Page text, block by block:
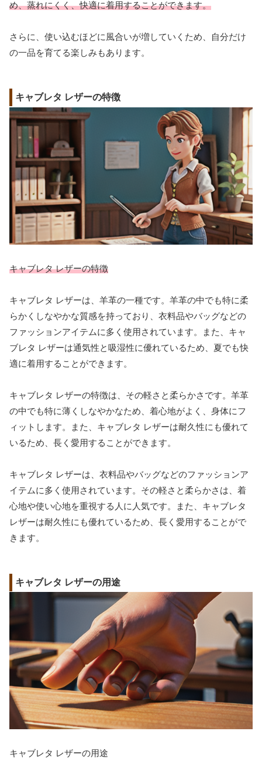
め、蒸れにくく、快適に着用することができます。
さらに、使い込むほどに風合いが増していくため、自分だけ
の一品を育てる楽しみもあります。
キャブレタ レザーの特徴
キャブレタ レザーの特徴
キャブレタ レザーは、羊革の一種です。羊革の中でも特に柔
らかくしなやかな質感を持っており、衣料品やバッグなどの
ファッションアイテムに多く使用されています。また、キャ
ブレタ レザーは通気性と吸湿性に優れているため、夏でも快
適に着用することができます。
キャブレタ レザーの特徴は、その軽さと柔らかさです。羊革
の中でも特に薄くしなやかなため、着心地がよく、身体にフ
ィットします。また、キャブレタ レザーは耐久性にも優れて
いるため、長く愛用することができます。
キャブレタ レザーは、衣料品やバッグなどのファッションア
イテムに多く使用されています。その軽さと柔らかさは、着
心地や使い心地を重視する人に人気です。また、キャブレタ
レザーは耐久性にも優れているため、長く愛用することがで
きます。
キャブレタ レザーの用途
キャブレタ レザーの用途